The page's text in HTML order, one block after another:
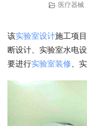
医疗器械
该实验室设计施工项
断设计、实验室水电
要进行实验室装修 、